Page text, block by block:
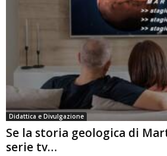
Didattica e Divulgazione
Se la storia geologica di
serie tv…